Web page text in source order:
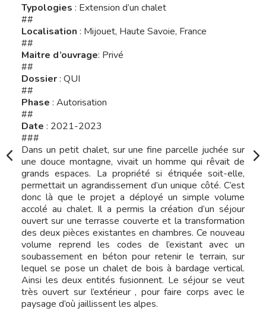
Typologies : Extension d’un chalet
##
Localisation : Mijouet, Haute Savoie, France
##
Maitre d’ouvrage: Privé
##
Dossier: QUI
##
Phase : Autorisation
##
Date : 2021-2023
###
Dans un petit chalet, sur une fine parcelle juchée sur
une douce montagne, vivait un homme qui rêvait de
grands espaces. La propriété si étriquée soit-elle,
permettait un agrandissement d’un unique côté. C’est
donc là que le projet a déployé un simple volume
accolé au chalet. Il a permis la création d’un séjour
ouvert sur une terrasse couverte et la transformation
des deux pièces existantes en chambres. Ce nouveau
volume reprend les codes de l’existant avec un
soubassement en béton pour retenir le terrain, sur
lequel se pose un chalet de bois à bardage vertical.
Ainsi les deux entités fusionnent. Le séjour se veut
très ouvert sur l’extérieur , pour faire corps avec le
paysage d’où jaillissent les alpes.